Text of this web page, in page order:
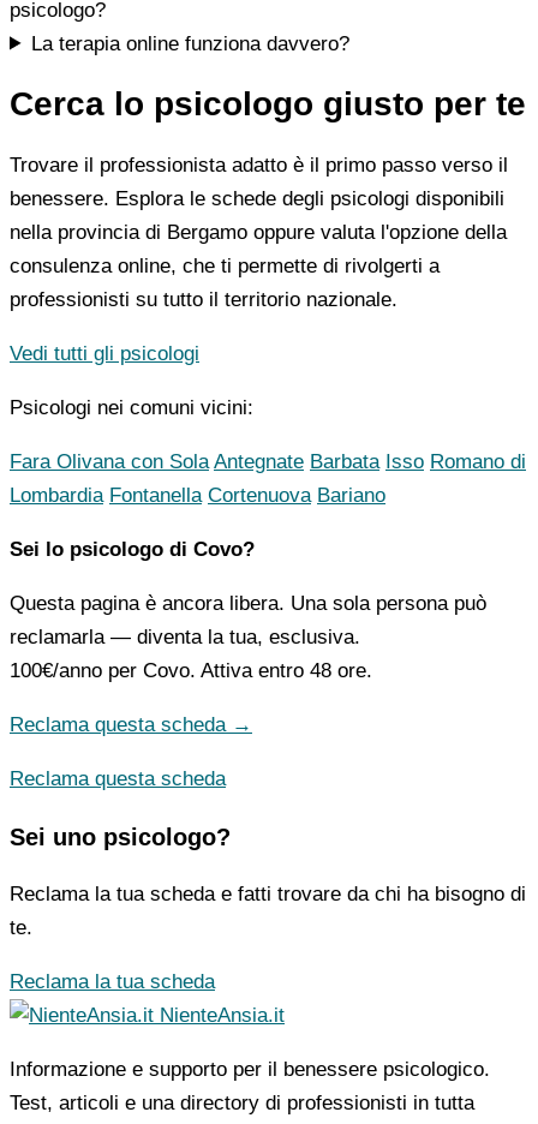
psicologo?
La terapia online funziona davvero?
Cerca lo psicologo giusto per te
Trovare il professionista adatto è il primo passo verso il
benessere. Esplora le schede degli psicologi disponibili
nella provincia di Bergamo oppure valuta l'opzione della
consulenza online, che ti permette di rivolgerti a
professionisti su tutto il territorio nazionale.
Vedi tutti gli psicologi
Psicologi nei comuni vicini:
Fara Olivana con Sola Antegnate Barbata Isso Romano di
Lombardia Fontanella Cortenuova Bariano
Sei lo psicologo di Covo?
Questa pagina è ancora libera. Una sola persona può
reclamarla — diventa la tua, esclusiva.
100€/anno per Covo. Attiva entro 48 ore.
Reclama questa scheda →
Reclama questa scheda
Sei uno psicologo?
Reclama la tua scheda e fatti trovare da chi ha bisogno di
te.
Reclama la tua scheda
NienteAnsia.it
Informazione e supporto per il benessere psicologico.
Test, articoli e una directory di professionisti in tutta